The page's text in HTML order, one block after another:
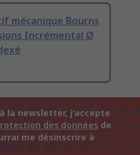
mécanique Bourns
Incrémental Ø
la newsletter, j'accepte
des données de
me désinscrire à